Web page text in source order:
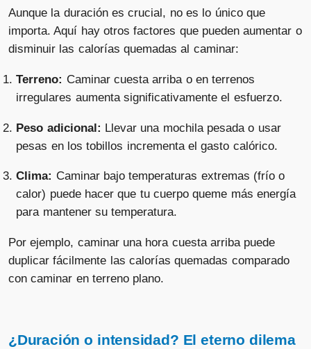
Aunque la duración es crucial, no es lo único que
importa. Aquí hay otros factores que pueden aumentar o
disminuir las calorías quemadas al caminar:
Terreno: Caminar cuesta arriba o en terrenos
irregulares aumenta significativamente el esfuerzo.
Peso adicional: Llevar una mochila pesada o usar
pesas en los tobillos incrementa el gasto calórico.
Clima: Caminar bajo temperaturas extremas (frío o
calor) puede hacer que tu cuerpo queme más energía
para mantener su temperatura.
Por ejemplo, caminar una hora cuesta arriba puede
duplicar fácilmente las calorías quemadas comparado
con caminar en terreno plano.
¿Duración o intensidad? El eterno dilema